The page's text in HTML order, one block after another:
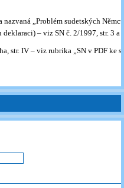
„Problém sudetských
– viz SN č. 2/1997, str. 3 a
str. IV – viz rubrika „SN v PDF ke